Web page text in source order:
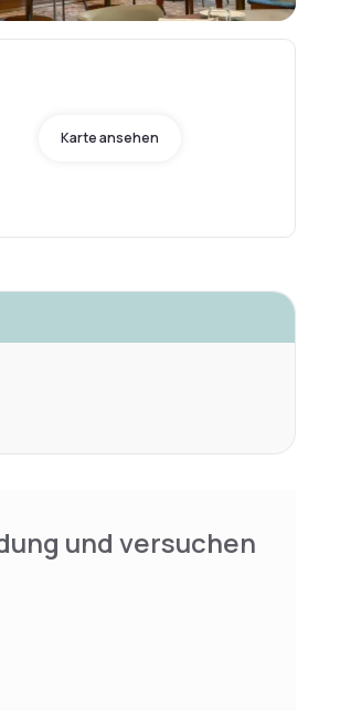
Karte ansehen
und versuchen